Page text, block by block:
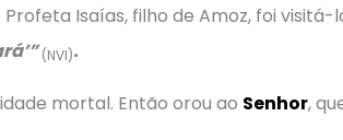
Isaías, filho de Amoz, foi visitá-
(NVI).
mortal. Então orou ao Senhor,